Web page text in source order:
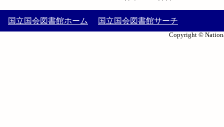
国立国会図書館ホーム 国立国会図書館サーチ
Copyright ©